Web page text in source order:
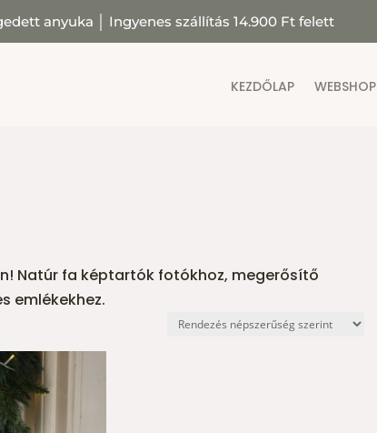
anyuka Ingyenes szállítás 14.900 Ft felett
KEZDŐLAP WEBSHOP
Natúr fa képtartók fotókhoz, megerősítő
emlékekhez.